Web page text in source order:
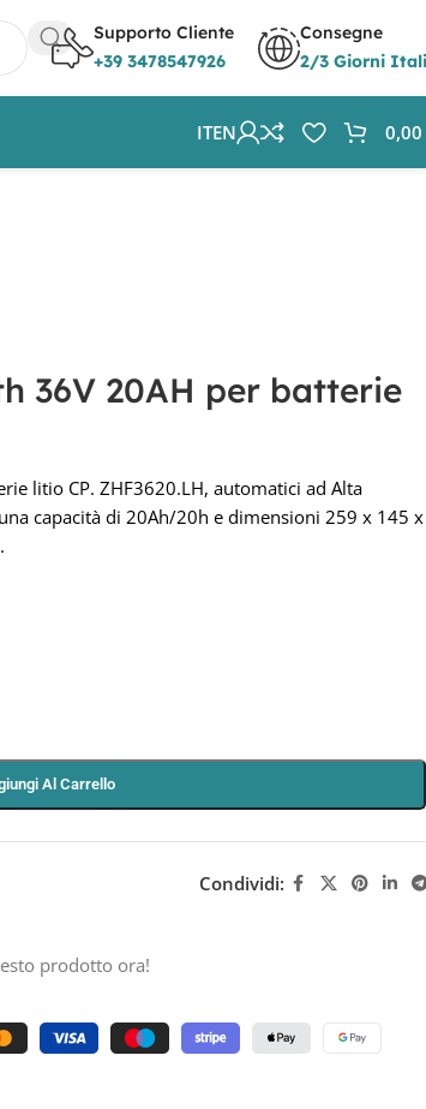
Supporto Cliente
+39 3478547926
Consegne
2/3 Giorni
ITEN
0,00
36V 20AH per batterie
litio CP. ZHF3620.LH, automatici ad Alta
capacità di 20Ah/20h e dimensioni 259 x 145 x
Al Carrello
Condividi:
prodotto ora!